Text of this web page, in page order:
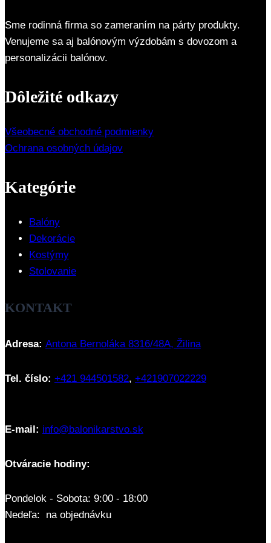
Sme rodinná firma so zameraním na párty produkty.
Venujeme sa aj balónovým výzdobám s dovozom a
personalizácii balónov.
Dôležité odkazy
Všeobecné obchodné podmienky
Ochrana osobných údajov
Kategórie
Balóny
Dekorácie
Kostýmy
Stolovanie
KONTAKT
Adresa: Antona Bernoláka 8316/48A, Žilina
Tel. číslo: +421 944501582, +421907022229
E-mail: info@balonikarstvo.sk
Otváracie hodiny:
Pondelok - Sobota: 9:00 - 18:00
Nedeľa: na objednávku